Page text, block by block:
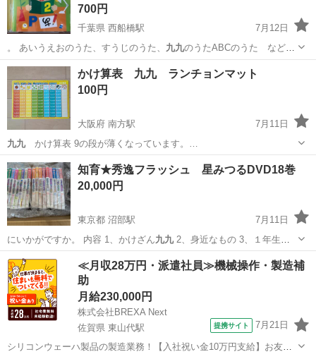
700円
千葉県 西船橋駅
7月12日
。 あいうえおのうた、すうじのうた、 九九のうたABCのうた など、
ためになる知…
千葉 船橋市 西船橋駅 キッズ用品
かけ算表 九九 ランチョンマット
100円
大阪府 南方駅
7月11日
九九かけ算表 9の段が薄くなっています。…
大阪 大阪市 南方駅 ランチョンマット
知育★秀逸フラッシュ 星みつるDVD18巻
20,000円
東京都 沼部駅
7月11日
にいかがですか。 内容 1、かけざん九九2、身近なもの 3、１年生の
かん字 …
東京 大田区 沼部駅 キッズ用品
≪月収28万円・派遣社員≫機械操作・製造補
助
月給230,000円
株式会社BREXA Next
佐賀県 東山代駅
提携サイト 7月21日
シリコンウェーハ製品の製造業務！【入社祝い金10万円支給】お友達